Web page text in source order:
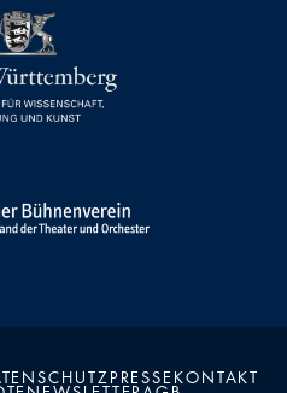
PRESSE KONTAKT